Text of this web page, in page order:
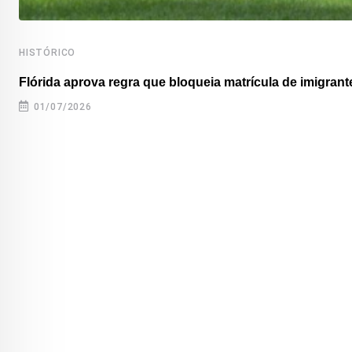
HISTÓRICO
Flórida aprova regra que bloqueia matrícula de
01/07/2026